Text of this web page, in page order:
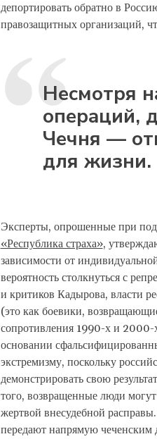
депортировать обратно в
правозащитных организаций,
Несмотря
операций,
Чечня —
для жизни.
Эксперты, опрошенные при
«Республика страха»,
зависимости от
вероятность столкнуться с
и критиков Кадырова, власти
(это как боевики,
сопротивления 1990-х и 2000-
основании
экстремизму, поскольку
демонстрировать свою
того, возвращенные люди
жертвой внесудебной
передают напрямую